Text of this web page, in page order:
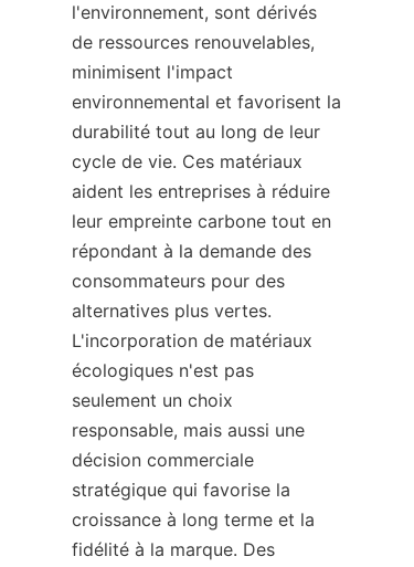
l'environnement, sont dérivés
de ressources renouvelables,
minimisent l'impact
environnemental et favorisent la
durabilité tout au long de leur
cycle de vie. Ces matériaux
aident les entreprises à réduire
leur empreinte carbone tout en
répondant à la demande des
consommateurs pour des
alternatives plus vertes.
L'incorporation de matériaux
écologiques n'est pas
seulement un choix
responsable, mais aussi une
décision commerciale
stratégique qui favorise la
croissance à long terme et la
fidélité à la marque. Des